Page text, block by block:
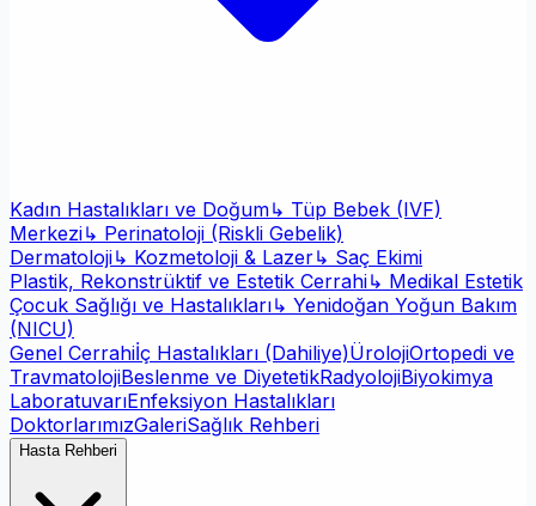
Kadın Hastalıkları ve Doğum↳ Tüp Bebek (IVF)
Merkezi↳ Perinatoloji (Riskli Gebelik)
Dermatoloji↳ Kozmetoloji & Lazer↳ Saç Ekimi
Plastik, Rekonstrüktif ve Estetik Cerrahi↳ Medikal Estetik
Çocuk Sağlığı ve Hastalıkları↳ Yenidoğan Yoğun Bakım
(NICU)
Genel Cerrahiİç Hastalıkları (Dahiliye)ÜrolojiOrtopedi ve
TravmatolojiBeslenme ve DiyetetikRadyolojiBiyokimya
LaboratuvarıEnfeksiyon Hastalıkları
DoktorlarımızGaleriSağlık Rehberi
Hasta Rehberi